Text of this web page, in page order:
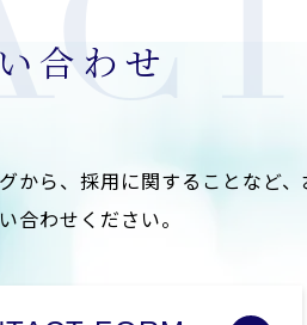
合わせ
から、 採用に関することなど、
合わせください。